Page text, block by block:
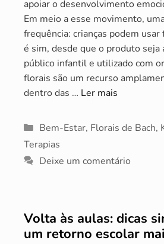
apoiar o desenvolvimento
Em meio a esse movimento,
frequência: crianças podem
é sim, desde que o produto seja
público infantil e utilizado com
florais são um recurso
dentro das … Ler mais
Categorias
Bem-Estar, Florais de Bach,
Terapias
Deixe um comentário
Volta às aulas: dicas
um retorno escolar